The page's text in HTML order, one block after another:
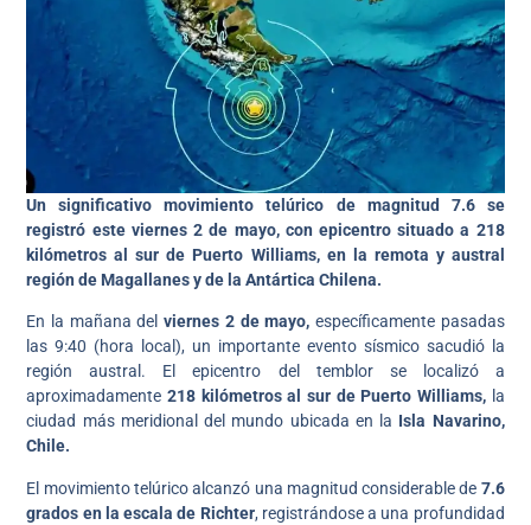
Un significativo movimiento telúrico de magnitud 7.6 se
registró este viernes 2 de mayo, con epicentro situado a 218
kilómetros al sur de Puerto Williams, en la remota y austral
región de Magallanes y de la Antártica Chilena.
En la mañana delviernes 2 de mayo, específicamente pasadas
las 9:40 (hora local), un importante evento sísmico sacudió la
región austral. El epicentro del temblor se localizó a
aproximadamente 218 kilómetros al sur de Puerto Williams,la
ciudad más meridional del mundo ubicada en la Isla Navarino,
Chile.
El movimiento telúrico alcanzó una magnitud considerable de 7.6
grados en la escala de Richter, registrándose a una profundidad